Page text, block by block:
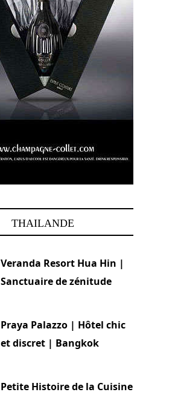
THAILANDE
Veranda Resort Hua Hin |
Sanctuaire de zénitude
Praya Palazzo | Hôtel chic
et discret | Bangkok
Petite Histoire de la Cuisine